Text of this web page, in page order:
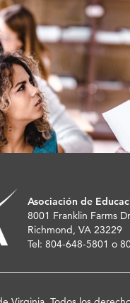
Asociación de
8001 Franklin Farms
Richmond, VA 23229
Tel: 804-648-5801 o